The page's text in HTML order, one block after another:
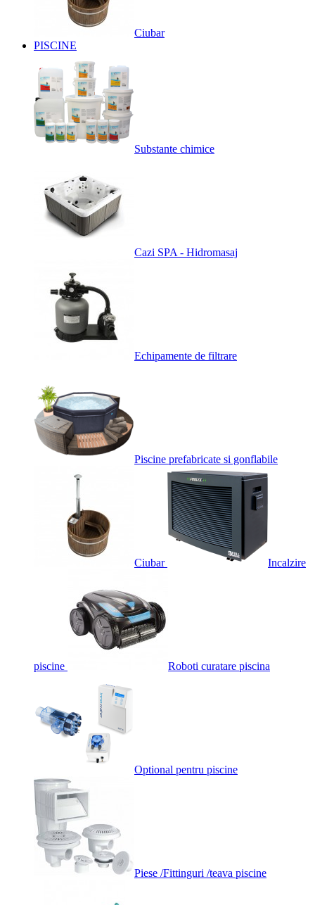
Ciubar
PISCINE
Substante chimice
Cazi SPA - Hidromasaj
Echipamente de filtrare
Piscine prefabricate si gonflabile
Ciubar Incalzire
piscine Roboti curatare piscina
Optional pentru piscine
Piese /Fittinguri /teava piscine